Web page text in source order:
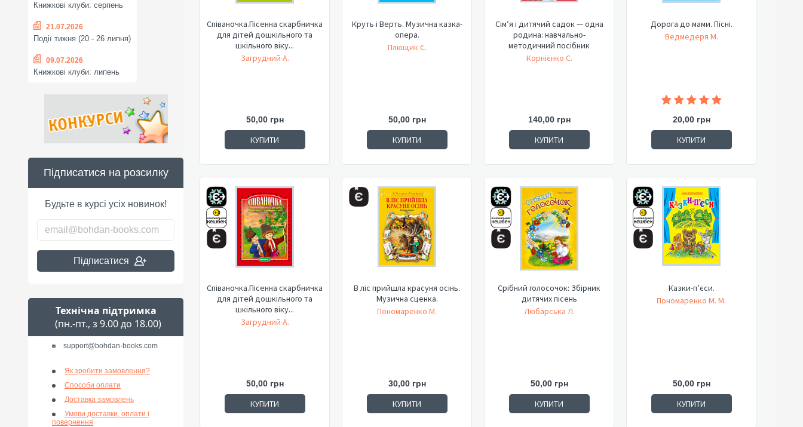
Книжкові клуби: серпень
21.07.2026
Події тижня (20 - 26 липня)
09.07.2026
Книжкові клуби: липень
Підписатися на розсилку
Будьте в курсі усіх новинок!
Підписатися
Технічна підтримка
(пн.-пт., з 9.00 до 18.00)
support@bohdan-books.com
Як зробити замовлення?
Способи оплати
Доставка замовлень
Умови доставки, оплати і
повернення
Співаночка.Пісенна скарбничка
для дітей дошкільного та
шкільного віку...
Загрудний А.
50,00 грн
КУПИТИ
Круть і Верть. Музична казка-
опера.
Плющик Є.
50,00 грн
КУПИТИ
Сім’я і дитячий садок — одна
родина: навчально-
методичний посібник
Корнієнко С.
140,00 грн
КУПИТИ
Дорога до мами. Пісні.
Ведмедеря М.
20,00 грн
КУПИТИ
Співаночка.Пісенна скарбничка
для дітей дошкільного та
шкільного віку...
Загрудний А.
50,00 грн
КУПИТИ
В ліс прийшла красуня осінь.
Музична сценка.
Пономаренко М.
30,00 грн
КУПИТИ
Срібний голосочок: Збірник
дитячих пісень
Любарська Л.
50,00 грн
КУПИТИ
Казки-п’єси.
Пономаренко М. М.
50,00 грн
КУПИТИ